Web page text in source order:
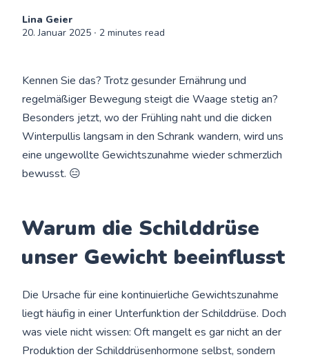
Lina Geier
20. Januar 2025 ∙ 2 minutes read
Kennen Sie das? Trotz gesunder Ernährung und
regelmäßiger Bewegung steigt die Waage stetig an?
Besonders jetzt, wo der Frühling naht und die dicken
Winterpullis langsam in den Schrank wandern, wird uns
eine ungewollte Gewichtszunahme wieder schmerzlich
bewusst. 😑
Warum die Schilddrüse
unser Gewicht beeinflusst
Die Ursache für eine kontinuierliche Gewichtszunahme
liegt häufig in einer Unterfunktion der Schilddrüse. Doch
was viele nicht wissen: Oft mangelt es gar nicht an der
Produktion der Schilddrüsenhormone selbst, sondern